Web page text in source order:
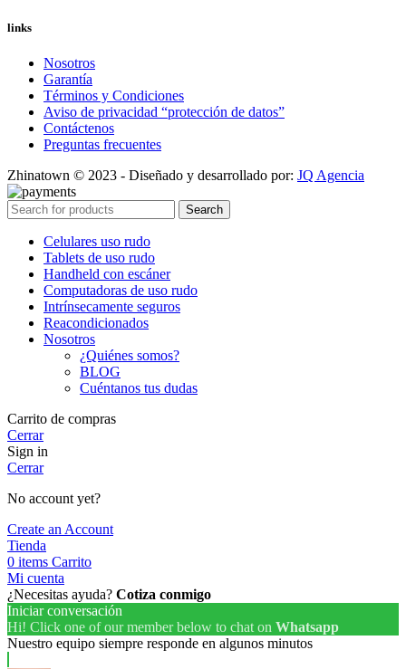
links
Nosotros
Garantía
Términos y Condiciones
Aviso de privacidad “protección de datos”
Contáctenos
Preguntas frecuentes
Zhinatown © 2023 - Diseñado y desarrollado por: JQ Agencia
Search
Celulares uso rudo
Tablets de uso rudo
Handheld con escáner
Computadoras de uso rudo
Intrínsecamente seguros
Reacondicionados
Nosotros
¿Quiénes somos?
BLOG
Cuéntanos tus dudas
Carrito de compras
Cerrar
Sign in
Cerrar
No account yet?
Create an Account
Tienda
0 items Carrito
Mi cuenta
¿Necesitas ayuda? Cotiza conmigo
Iniciar conversación
Hi! Click one of our member below to chat on Whatsapp
Nuestro equipo siempre responde en algunos minutos